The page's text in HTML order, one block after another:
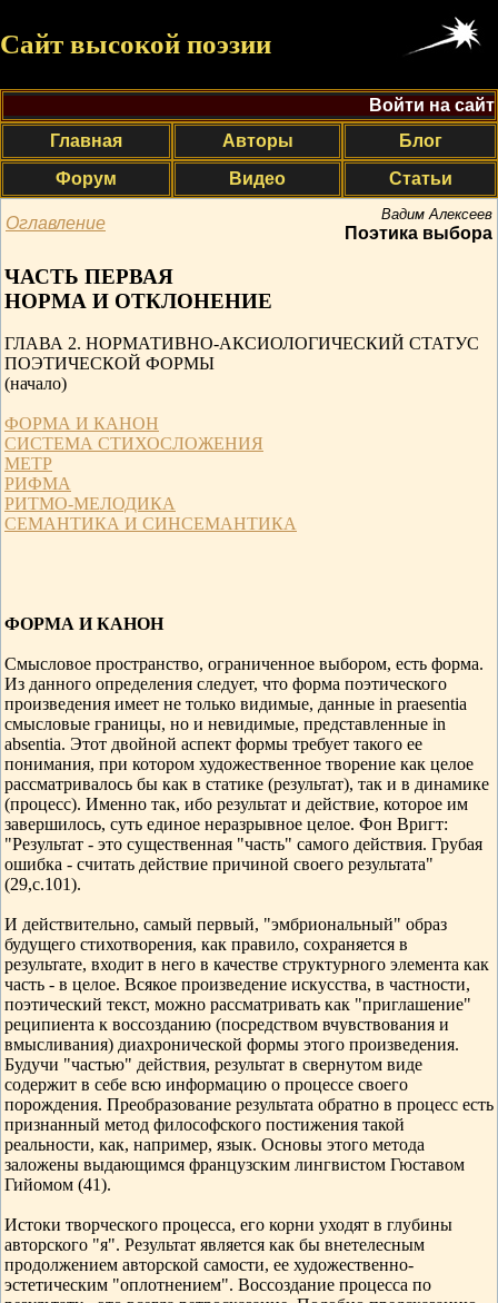
Сайт высокой поэзии
Войти на сайт
Главная
Авторы
Блог
Форум
Видео Статьи
Оглавление Вадим Алексеев
Поэтика выбора
ЧАСТЬ ПЕРВАЯ
НОРМА И ОТКЛОНЕНИЕ
ГЛАВА 2. НОРМАТИВНО-АКСИОЛОГИЧЕСКИЙ СТАТУС
ПОЭТИЧЕСКОЙ ФОРМЫ
(начало)
ФОРМА И КАНОН
СИСТЕМА СТИХОСЛОЖЕНИЯ
МЕТР
РИФМА
РИТМО-МЕЛОДИКА
СЕМАНТИКА И СИНСЕМАНТИКА
ФОРМА И КАНОН
Смысловое пространство, ограниченное выбором, есть форма.
Из данного определения следует, что форма поэтического
произведения имеет не только видимые, данные in praesentia
смысловые границы, но и невидимые, представленные in
absentia. Этот двойной аспект формы требует такого ее
понимания, при котором художественное творение как целое
рассматривалось бы как в статике (результат), так и в динамике
(процесс). Именно так, ибо результат и действие, которое им
завершилось, суть единое неразрывное целое. Фон Вригт:
"Результат - это существенная "часть" самого действия. Грубая
ошибка - считать действие причиной своего результата"
(29,с.101).
И действительно, самый первый, "эмбриональный" образ
будущего стихотворения, как правило, сохраняется в
результате, входит в него в качестве структурного элемента как
часть - в целое. Всякое произведение искусства, в частности,
поэтический текст, можно рассматривать как "приглашение"
реципиента к воссозданию (посредством вчувствования и
вмысливания) диахронической формы этого произведения.
Будучи "частью" действия, результат в свернутом виде
содержит в себе всю информацию о процессе своего
порождения. Преобразование результата обратно в процесс есть
признанный метод философского постижения такой
реальности, как, например, язык. Основы этого метода
заложены выдающимся французским лингвистом Гюставом
Гийомом (41).
Истоки творческого процесса, его корни уходят в глубины
авторского "я". Результат является как бы внетелесным
продолжением авторской самости, ее художественно-
эстетическим "оплотнением". Воссоздание процесса по